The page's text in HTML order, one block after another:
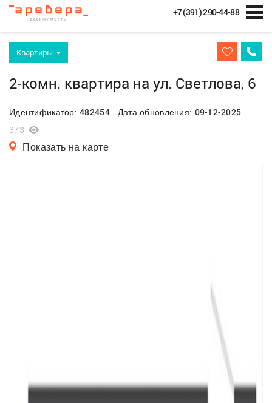
+7 (391) 290-44-88
Квартиры
2-комн. квартира на ул. Светлова, 6
Идентификатор:482454Дата обновления: 09-12-2025
373
Показать на карте